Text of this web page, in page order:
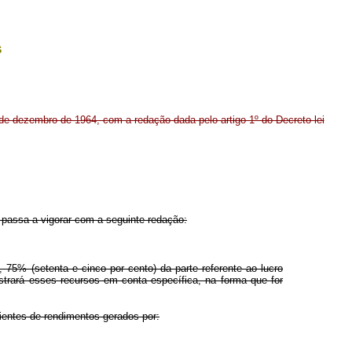
dezembro de 1964, com a redação dada pelo artigo 1º do Decreto-lei
a vigorar com a seguinte redação:
(setenta e cinco por cento) da parte referente ao lucro
esses recursos em conta específica, na forma que for
de rendimentos gerados por: